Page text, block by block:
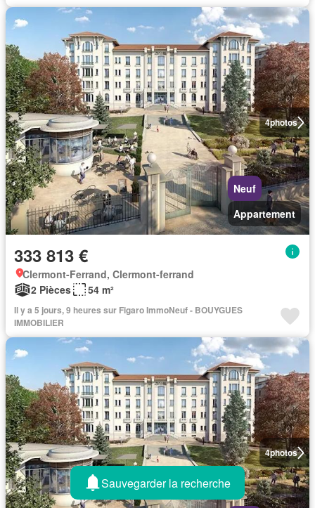
4photos
Neuf
Appartement
333 813 €
Clermont-Ferrand, Clermont-ferrand
2 Pièces
54 m²
Il y a 5 jours, 9 heures sur Figaro ImmoNeuf - BOUYGUES
IMMOBILIER
4photos
Sauvegarder la recherche